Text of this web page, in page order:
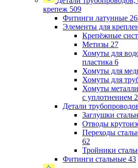
крепеж 509
Фитинги латунные
Элементы для
Крепёжные
Метизы 27
Хомуты для
пластика 6
Хомуты для
Хомуты для
Хомуты
с уплотнением
Детали
Заглушки
Отводы
Переходы
62
Тройники
Фитинги стальные 43